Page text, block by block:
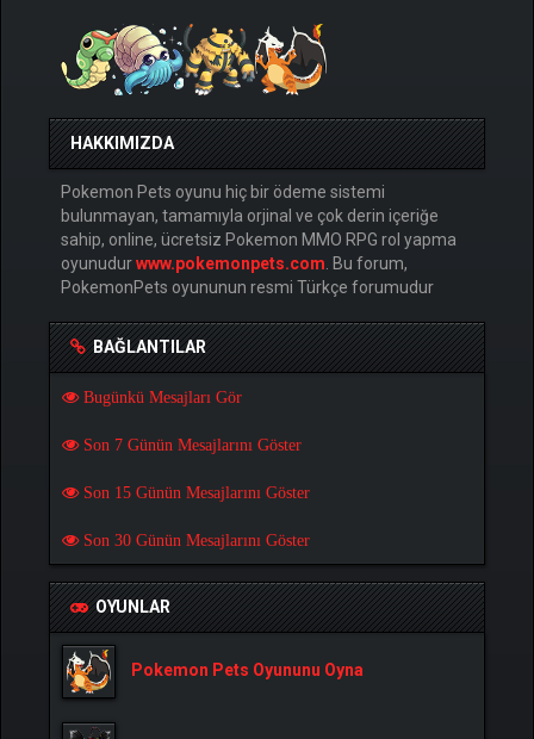
HAKKIMIZDA
Pokemon Pets oyunu hiç bir ödeme sistemi
bulunmayan, tamamıyla orjinal ve çok derin içeriğe
sahip, online, ücretsiz Pokemon MMO RPG rol yapma
oyunudurwww.pokemonpets.com . Bu forum,
PokemonPets oyununun resmi Türkçe forumudur
BAĞLANTILAR
Bugünkü Mesajları Gör
Son 7 Günün Mesajlarını Göster
Son 15 Günün Mesajlarını Göster
Son 30 Günün Mesajlarını Göster
OYUNLAR
Pokemon Pets Oyununu Oyna